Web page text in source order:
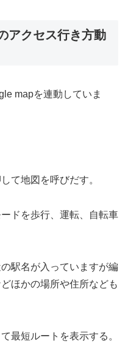
アクセス行き方動
mapを連動していま
て地図を呼びだす。
ドを歩行、運転、自転車
駅名が入っていますが編
ほかの場所や住所なども
最短ルートを表示する。